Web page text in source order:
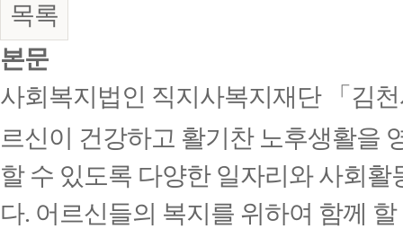
목록
본문
사회복지법인 직지사복지재단 「김
르신이 건강하고 활기찬 노후생활을
할 수 있도록 다양한 일자리와 사회활
다. 어르신들의 복지를 위하여 함께 할